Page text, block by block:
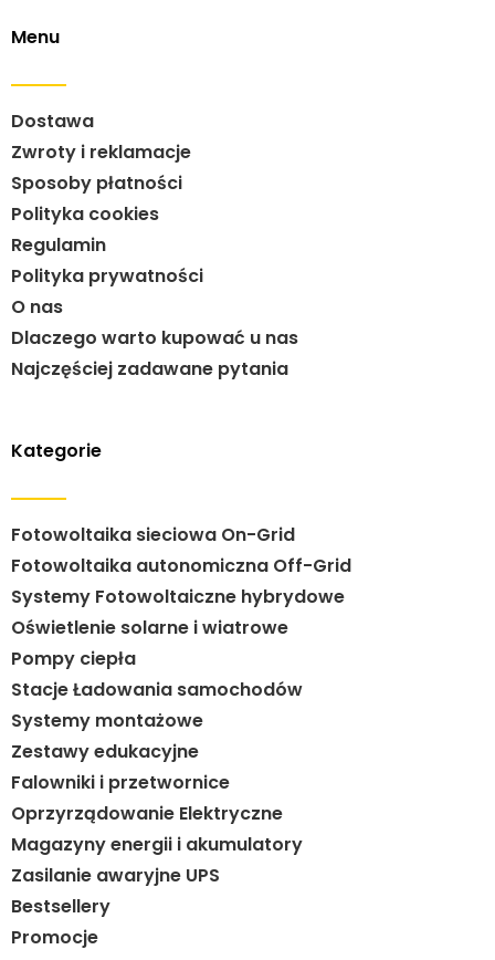
Menu
Dostawa
Zwroty i reklamacje
Sposoby płatności
Polityka cookies
Regulamin
Polityka prywatności
O nas
Dlaczego warto kupować u nas
Najczęściej zadawane pytania
Kategorie
Fotowoltaika sieciowa On-Grid
Fotowoltaika autonomiczna Off-Grid
Systemy Fotowoltaiczne hybrydowe
Oświetlenie solarne i wiatrowe
Pompy ciepła
Stacje Ładowania samochodów
Systemy montażowe
Zestawy edukacyjne
Falowniki i przetwornice
Oprzyrządowanie Elektryczne
Magazyny energii i akumulatory
Zasilanie awaryjne UPS
Bestsellery
Promocje